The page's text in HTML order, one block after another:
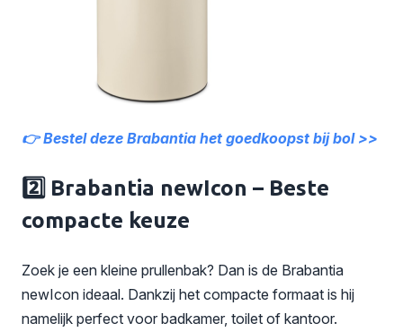
👉 Bestel deze Brabantia het goedkoopst bij bol >>
2️⃣ Brabantia newIcon – Beste
compacte keuze
Zoek je een kleine prullenbak? Dan is de Brabantia
newIcon ideaal. Dankzij het compacte formaat is hij
namelijk perfect voor badkamer, toilet of kantoor.